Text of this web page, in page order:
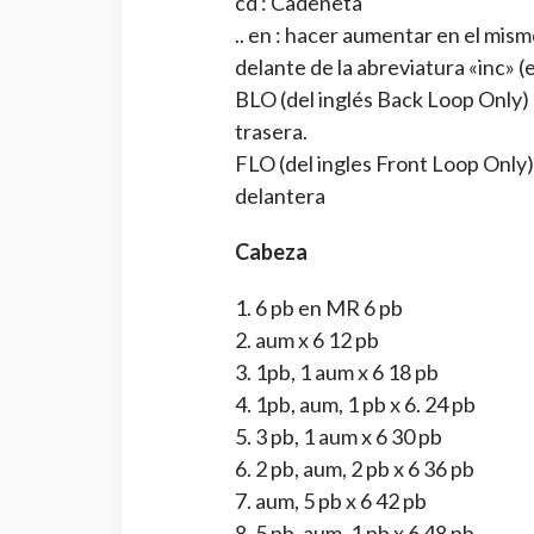
.. en : hacer aumentar en el
delante de la abreviatura «inc»
BLO (del inglés Back Loop
trasera.
FLO (del ingles Front Loop
delantera
Cabeza
1. 6 pb en MR 6 pb
2. aum x 6 12 pb
3. 1pb, 1 aum x 6 18 pb
4. 1pb, aum, 1 pb x 6. 24 pb
5. 3 pb, 1 aum x 6 30 pb
6. 2 pb, aum, 2 pb x 6 36 pb
7. aum, 5 pb x 6 42 pb